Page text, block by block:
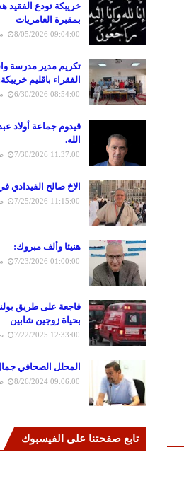
خريبكة تودع الفقيد
بمقبرة العامريات
8/05/2026 09:04:00 م
تكريم مدير مدرسة
الفقراء باقليم
6/30/2026 08:54:00 م
قيدوم جماعة أولاد
الله.
7/30/2026 11:37:00 ص
الاخ صالح الفيدادي
7/25/2026 11:15:00 ص
هنيئا وألف مبروك:
7/23/2026 01:00:00 م
فاجعة على طريق
بحياة زوجين شابين
7/22/2025 12:33:00 ص
المحلل الصحافي
8/26/2024 09:06:00 ص
تابع صفحتنا على الفيسبوك